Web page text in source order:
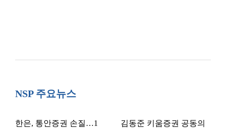
NSP 주요뉴스
한은, 통안증권 손질…1
김동준 키움증권 공동의